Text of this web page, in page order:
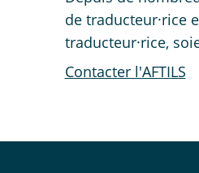
de traducteur·rice
traducteur·rice,
Contacter l'AFTILS